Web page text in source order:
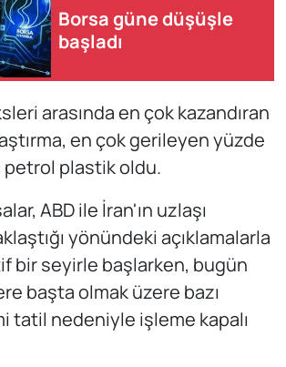
Borsa güne düşüşle
başladı
arasında en çok kazandıran
en çok gerileyen yüzde
petrol plastik oldu.
ABD ile İran'ın uzlaşı
yönündeki açıklamalarla
bir seyirle başlarken, bugün
başta olmak üzere bazı
tatil nedeniyle işleme kapalı